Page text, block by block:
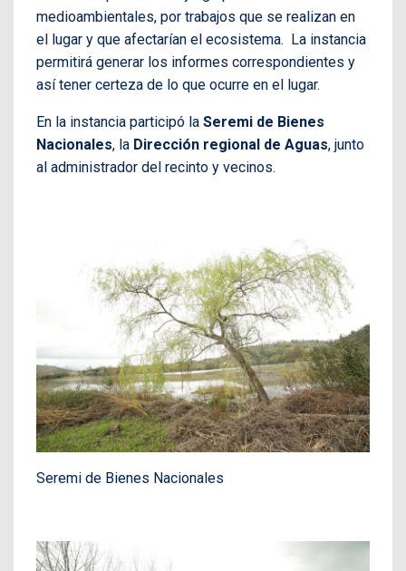
medioambientales, por trabajos que se realizan en
el lugar y que afectarían el ecosistema. La instancia
permitirá generar los informes correspondientes y
así tener certeza de lo que ocurre en el lugar.
En la instancia participó la Seremi de Bienes
Nacionales, la Dirección regional de Aguas, junto
al administrador del recinto y vecinos.
Seremi de Bienes Nacionales